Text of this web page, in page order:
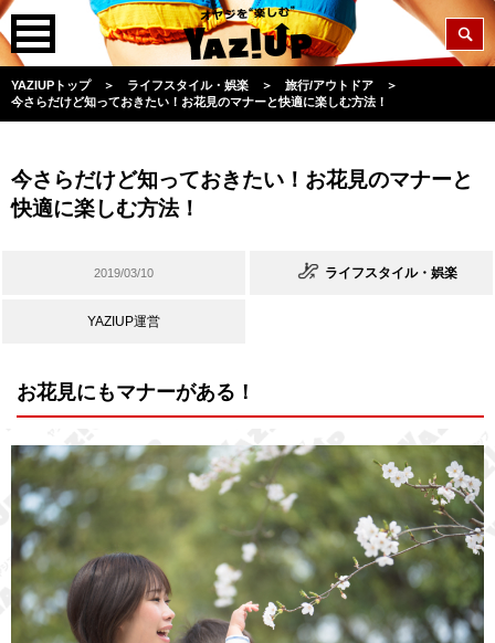
YAZIUPトップ ＞ ライフスタイル・娯楽 ＞ 旅行/アウトドア
＞
今さらだけど知っておきたい！お花見のマナーと快適に楽しむ方法！
今さらだけど知っておきたい！お花見のマナーと
快適に楽しむ方法！
2019/03/10 ライフスタイル・娯楽
YAZIUP運営
お花見にもマナーがある！